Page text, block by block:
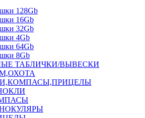
128Gb
16Gb
32Gb
4Gb
64Gb
8Gb
ТАБЛИЧКИ/ВЫВЕСКИ